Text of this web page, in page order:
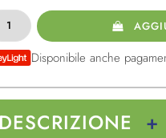
Disponibile anche
DESCRIZIONE